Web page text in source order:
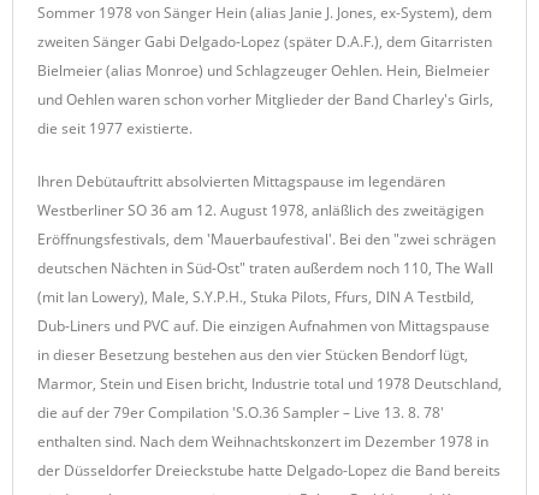
Sommer 1978 von Sänger Hein (alias Janie J. Jones, ex-System), dem
zweiten Sänger Gabi Delgado-Lopez (später D.A.F.), dem Gitarristen
Bielmeier (alias Monroe) und Schlagzeuger Oehlen. Hein, Bielmeier
und Oehlen waren schon vorher Mitglieder der Band Charley's Girls,
die seit 1977 existierte.
Ihren Debütauftritt absolvierten Mittagspause im legendären
Westberliner SO 36 am 12. August 1978, anläßlich des zweitägigen
Eröffnungsfestivals, dem 'Mauerbaufestival'. Bei den "zwei schrägen
deutschen Nächten in Süd-Ost" traten außerdem noch 110, The Wall
(mit Ian Lowery), Male, S.Y.P.H., Stuka Pilots, Ffurs, DIN A Testbild,
Dub-Liners und PVC auf. Die einzigen Aufnahmen von Mittagspause
in dieser Besetzung bestehen aus den vier Stücken Bendorf lügt,
Marmor, Stein und Eisen bricht, Industrie total und 1978 Deutschland,
die auf der 79er Compilation 'S.O.36 Sampler – Live 13. 8. 78'
enthalten sind. Nach dem Weihnachtskonzert im Dezember 1978 in
der Düsseldorfer Dreieckstube hatte Delgado-Lopez die Band bereits